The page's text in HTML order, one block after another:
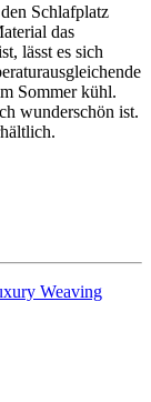
Schlafplatz
das
lässt es sich
Sommer kühl.
wunderschön ist.
Weaving